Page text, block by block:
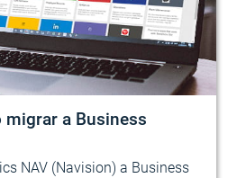
migrar a Business
NAV (Navision) a Business